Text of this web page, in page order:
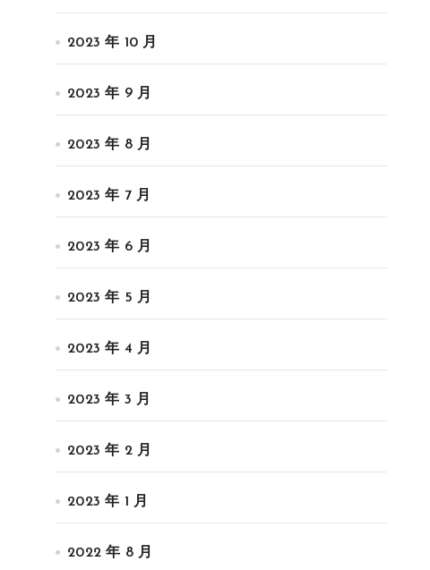
2023 年 10 月
2023 年 9 月
2023 年 8 月
2023 年 7 月
2023 年 6 月
2023 年 5 月
2023 年 4 月
2023 年 3 月
2023 年 2 月
2023 年 1 月
2022 年 8 月